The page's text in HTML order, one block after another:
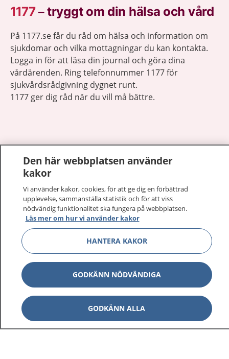
1177–tryggt om din hälsa och vård
På 1177.se får du råd om hälsa och information om
sjukdomar och vilka mottagningar du kan kontakta.
Logga in för att läsa din journal och göra dina
vårdärenden. Ring telefonnummer 1177 för
sjukvårdsrådgivning dygnet runt.
1177 ger dig råd när du vill må bättre.
1177 på flera språk
Om 1177
Kontakt
Behandling av personuppgifter
Hantering av kakor
Inställningar för kakor
Den här webbplatsen använder
kakor
Vi använder kakor, cookies, för att ge dig en förbättrad
upplevelse, sammanställa statistik och för att viss
nödvändig funktionalitet ska fungera på webbplatsen.
Läs mer om hur vi använder kakor
HANTERA KAKOR
GODKÄNN NÖDVÄNDIGA
GODKÄNN ALLA